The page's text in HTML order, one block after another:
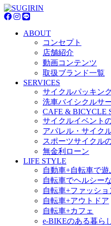
ABOUT
コンセプト
店舗紹介
動画コンテンツ
取扱ブランド一覧
SERVICES
サイクルパッキン
洗車バイシクルサ
CAFE & BICYCLE
サイクルイベント
アパレル・サイク
スポーツサイクル
無金利ローン
LIFE STYLE
自動車+自転車で遊
自転車でヘルシー
自転車+ファッショ
自転車+アウトドア
自転車+カフェ
e-BIKEのある暮ら